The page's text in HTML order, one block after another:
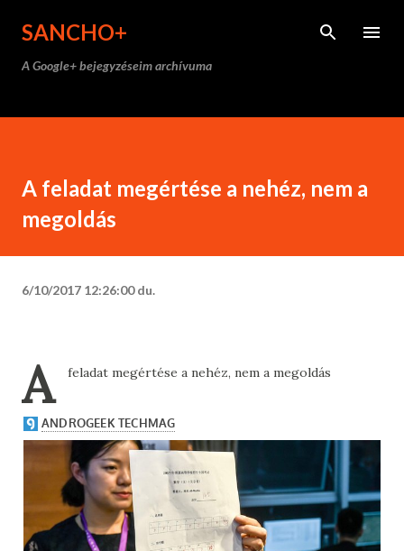
SANCHO+
A Google+ bejegyzéseim archívuma
A feladat megértése a nehéz, nem a
megoldás
6/10/2017 12:26:00 du.
A feladat megértése a nehéz, nem a megoldás